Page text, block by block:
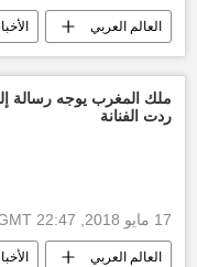
العالم العربي
قوات الرئيس هادي
الحرب على اليمن
ملك المغرب يوجه رسالة
ردت الفنانة
17 مايو 2018, 22:47 GMT
العالم العربي